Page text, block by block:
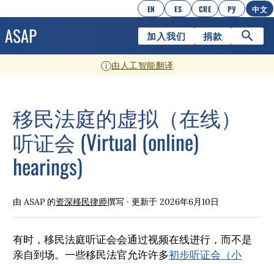
EN ES CRE РУ 中文
加入我们 捐款
ⓘ由人工智能翻译
移民法庭的虚拟（在线）
听证会 (Virtual (online)
hearings)
由 ASAP 的资深移民律师撰写 · 更新于2026年6月10日
有时，移民法庭听证会会通过视频在线进行，而不是
亲自到场。一些移民法官允许许多初步听证会（小